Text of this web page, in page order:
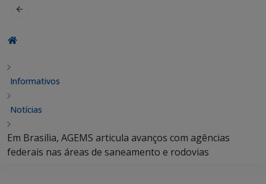
Informativos
Notícias
Em Brasília, AGEMS articula avanços com agências
federais nas áreas de saneamento e rodovias